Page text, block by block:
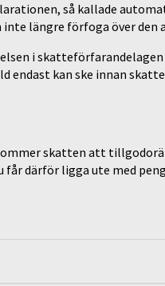
så kallade
längre förfoga över den
i skatteförfarandelagen
kan ske innan
skatten att
därför ligga ute med